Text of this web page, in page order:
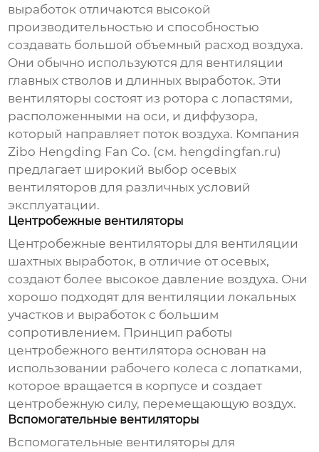
выработок отличаются высокой
производительностью и способностью
создавать большой объемный расход воздуха.
Они обычно используются для вентиляции
главных стволов и длинных выработок. Эти
вентиляторы состоят из ротора с лопастями,
расположенными на оси, и диффузора,
который направляет поток воздуха. Компания
Zibo Hengding Fan Co. (см. hengdingfan.ru)
предлагает широкий выбор осевых
вентиляторов для различных условий
эксплуатации.
Центробежные вентиляторы
Центробежные вентиляторы для вентиляции
шахтных выработок, в отличие от осевых,
создают более высокое давление воздуха. Они
хорошо подходят для вентиляции локальных
участков и выработок с большим
сопротивлением. Принцип работы
центробежного вентилятора основан на
использовании рабочего колеса с лопатками,
которое вращается в корпусе и создает
центробежную силу, перемещающую воздух.
Вспомогательные вентиляторы
Вспомогательные вентиляторы для